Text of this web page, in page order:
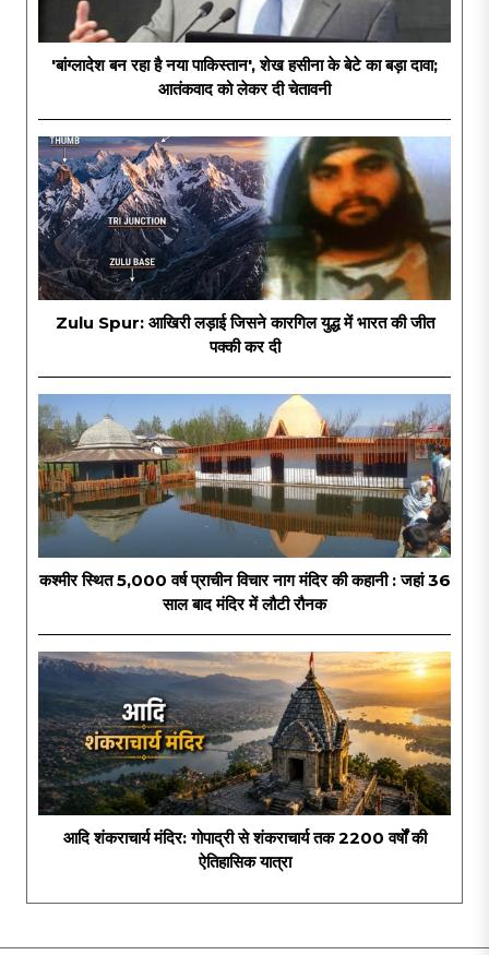
'बांग्लादेश बन रहा है नया पाकिस्तान', शेख हसीना के बेटे का बड़ा दावा;
आतंकवाद को लेकर दी चेतावनी
Zulu Spur: आखिरी लड़ाई जिसने कारगिल युद्ध में भारत की जीत
पक्की कर दी
कश्मीर स्थित 5,000 वर्ष प्राचीन विचार नाग मंदिर की कहानी : जहां 36
साल बाद मंदिर में लौटी रौनक
आदि शंकराचार्य मंदिर: गोपाद्री से शंकराचार्य तक 2200 वर्षों की
ऐतिहासिक यात्रा